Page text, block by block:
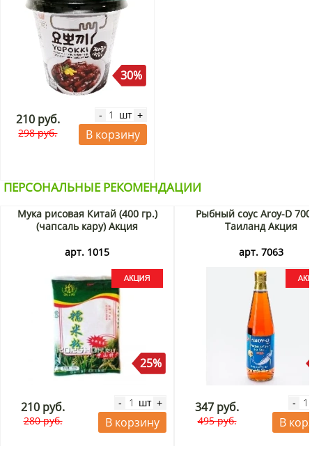
30%
210 руб.
298 руб.
- шт +
В корзину
ПЕРСОНАЛЬНЫЕ РЕКОМЕНДАЦИИ
Мука рисовая Китай (400 гр.)
(чапсаль кару) Акция
арт. 1015
25%
210 руб.
280 руб.
- шт +
В корзину
Рыбный соус Aroy-D
Таиланд Акция
арт. 7063
347 руб.
495 руб.
-
В